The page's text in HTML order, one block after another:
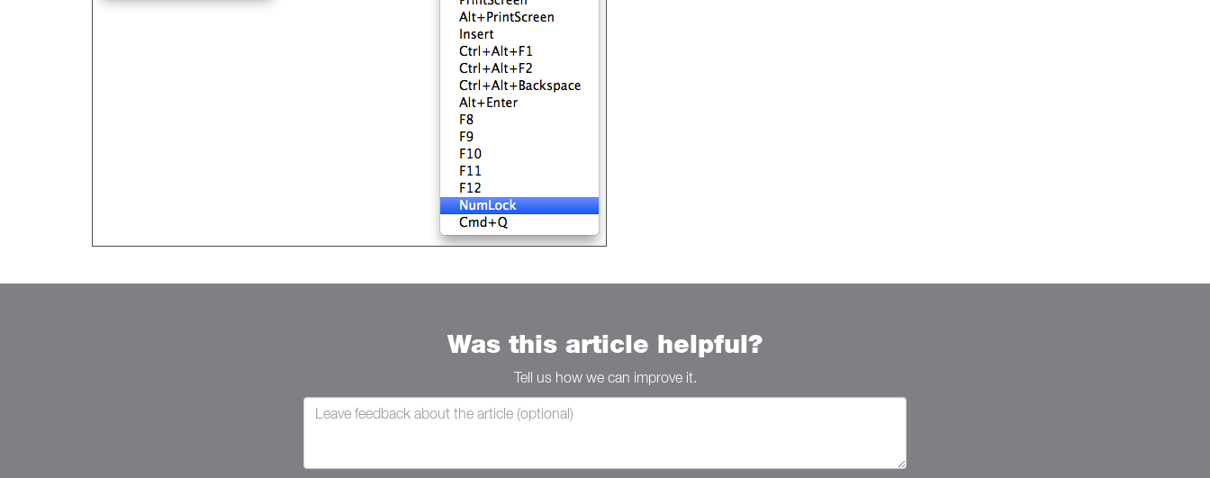
Was this article helpful?
Tell us how we can improve it.